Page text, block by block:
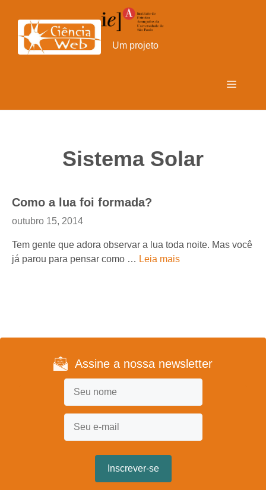
para
conteúdo
Um projeto
Menu
Sistema Solar
Como a lua foi formada?
outubro 15, 2014
Tem gente que adora observar a lua toda noite. Mas você
já parou para pensar como … Leia mais
Assine a nossa newsletter